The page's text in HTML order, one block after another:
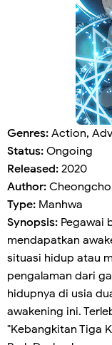
Genres: Action,
Status: Ongoing
Released: 2020
Author:
Type: Manhwa
Synopsis: Pegawai
mendapatkan
situasi hidup atau
pengalaman dari
hidupnya di usia
awakening ini.
"Kebangkitan Tiga